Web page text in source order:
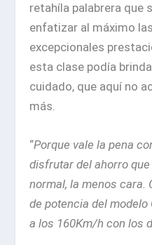
retahíla palabrera que
enfatizar al máximo
excepcionales
esta clase podía
cuidado, que aquí no
más.
“Porque vale la pena
disfrutar del ahorro
normal, la menos cara.
de potencia del
a los 160Km/h con los